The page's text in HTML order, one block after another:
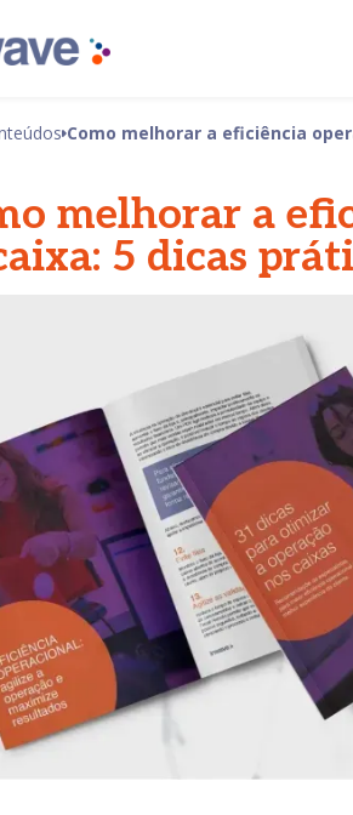
Como melhorar a eficiência
melhorar a
5 dicas